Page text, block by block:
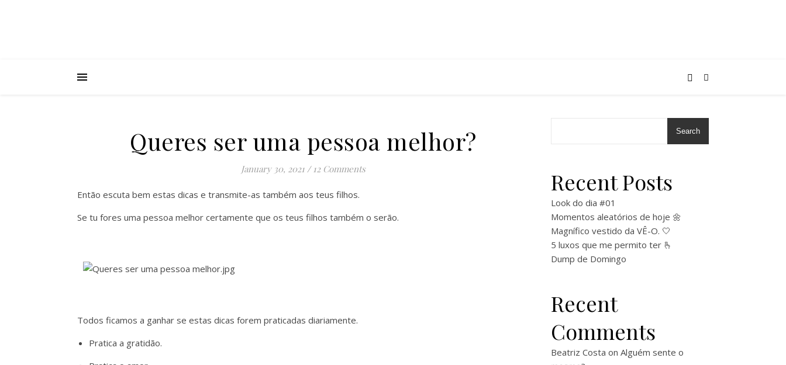
Queres ser uma pessoa melhor?
January 30, 2021 / 12 Comments
Então escuta bem estas dicas e transmite-as também aos teus filhos.
Se tu fores uma pessoa melhor certamente que os teus filhos também o serão.
Todos ficamos a ganhar se estas dicas forem praticadas diariamente.
Pratica a gratidão.
Search
Recent Posts
Look do dia #01
Momentos aleatórios de hoje 🌼
Magnífico vestido da VÊ-O. 🤍
5 luxos que me permito ter 🫰
Dump de Domingo
Recent
Comments
Beatriz Costa on Alguém sente o